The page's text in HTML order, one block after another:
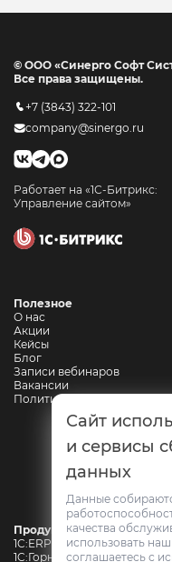
© ООО «Синерго Софт
Все права защищены.
+7 (3843) 322-101
company@sinergo.ru
Работает на «1С-Битрикс:
Управление сайтом»
Полезное
О нас
Акции
Кейсы
Блог
Записи вебинаров
Вакансии
Политика
Продукты
1C:ERP Горнодобывающая
1C:Горнодобывающая
Сайт
и сервисы
данных
Данные
качества
использовать
соглашаетесь с